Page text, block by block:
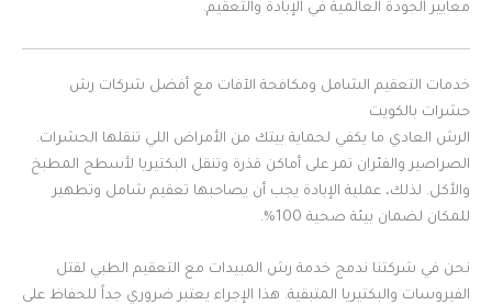
معايير الجودة العالمية في الإبادة والتعقيم.
خدمات التعقيم الشامل ومكافحة الآفات مع أفضل شركات رش
حشرات بالكويت
الرش العادي ما يكفي لحماية بيتك من الأمراض اللي تنقلها الحشرات.
الصراصير والفئران تمر على أماكن قذرة وتنقل البكتيريا لأسطح المطبخ
والأكل. لذلك، عملية الإبادة يجب أن يصاحبها تعقيم شامل وتطهير
للمكان لضمان بيئة صحية 100%.
نحن في شركتنا ندمج خدمة رش المبيدات مع التعقيم الطبي لقتل
الفيروسات والبكتيريا المتبقية. هذا الإجراء يعتبر ضروري جداً للحفاظ على